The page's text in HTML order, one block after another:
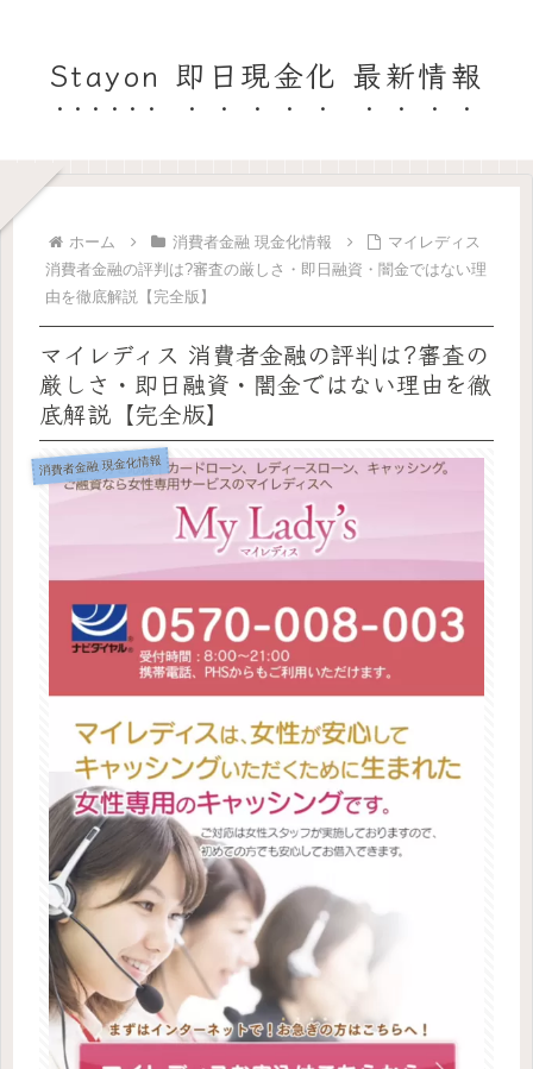
Stayon 即日現金化 最新情報
ホーム 消費者金融 現金化情報
マイレディス
消費者金融の評判は?審査の厳しさ・即日融資・闇金ではない理
由を徹底解説【完全版】
マイレディス 消費者金融の評判は?審査の
厳しさ・即日融資・闇金ではない理由を徹
底解説【完全版】
消費者金融 現金化情報